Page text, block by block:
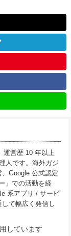
運営歴 10 年以上
人です。海外ガジ
Google 公式認定
」での活動を経
系アプリ / サービ
て幅広く発信し
しています